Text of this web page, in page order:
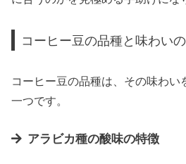
コーヒー豆の品種と味わい
コーヒー豆の品種は、その味わい
一つです。
アラビカ種の酸味の特徴